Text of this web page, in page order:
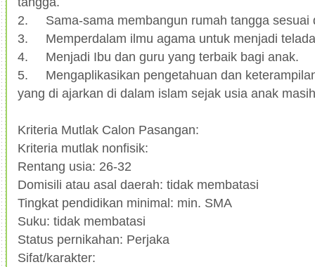
2.
Sama-sama membangun rumah tangga
3.
Memperdalam ilmu agama untuk menjadi
4.
Menjadi Ibu dan guru yang terbaik bagi anak.
5.
Mengaplikasikan pengetahuan dan
yang di ajarkan di dalam islam sejak usia anak
Kriteria Mutlak Calon Pasangan:
Kriteria mutlak nonfisik:
Rentang usia: 26-32
Domisili atau asal daerah: tidak membatasi
Tingkat pendidikan minimal: min. SMA
Suku: tidak membatasi
Status pernikahan: Perjaka
Sifat/karakter: